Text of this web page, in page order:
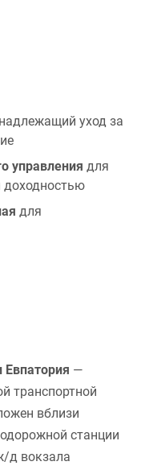
уход за
управления для
доходностью
для
Евпатория —
транспортной
вблизи
станции
д вокзала